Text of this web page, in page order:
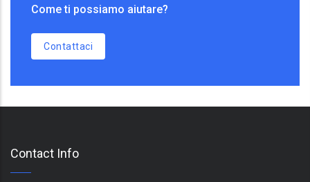
Come ti possiamo aiutare?
Contattaci
Contact Info